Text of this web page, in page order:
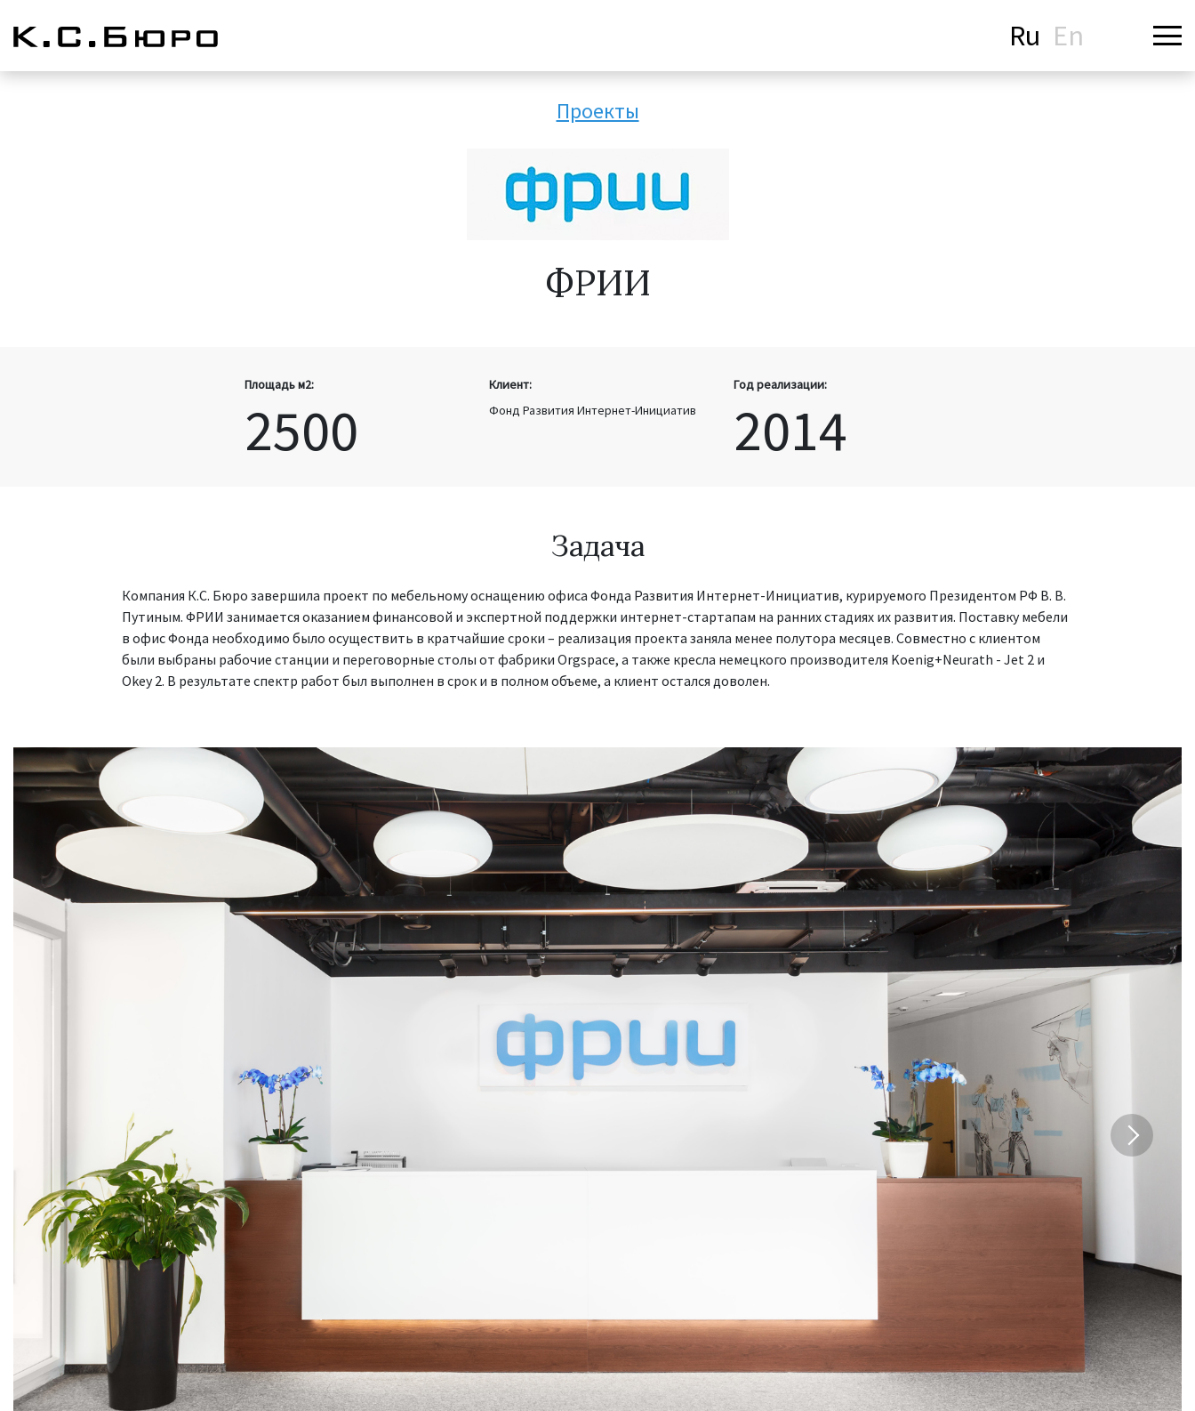
Ru En
Проекты
ФРИИ
Площадь м2:
2500
Клиент:
Фонд Развития Интернет-Инициатив
Год реализации:
2014
Задача
Компания К.С. Бюро завершила проект по мебельному оснащению офиса Фонда Развития Интернет-Инициатив, курируемого Президентом РФ В. В.
Путиным. ФРИИ занимается оказанием финансовой и экспертной поддержки интернет-стартапам на ранних стадиях их развития. Поставку мебели
в офис Фонда необходимо было осуществить в кратчайшие сроки – реализация проекта заняла менее полутора месяцев. Совместно с клиентом
были выбраны рабочие станции и переговорные столы от фабрики Orgspace, а также кресла немецкого производителя Koenig+Neurath - Jet 2 и
Okey 2. В результате спектр работ был выполнен в срок и в полном объеме, а клиент остался доволен.